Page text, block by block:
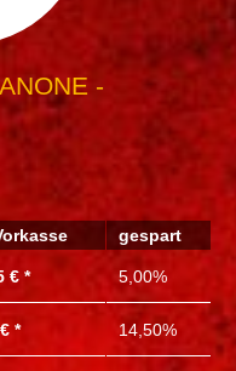
-
gespart
€ * 5,00%
* 14,50%